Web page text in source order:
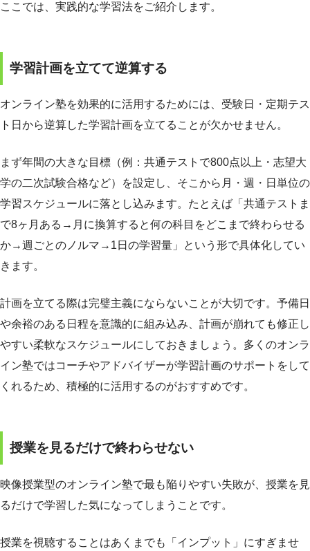
ここでは、実践的な学習法をご紹介します。
学習計画を立てて逆算する
オンライン塾を効果的に活用するためには、受験日・定期テス
ト日から逆算した学習計画を立てることが欠かせません。
まず年間の大きな目標（例：共通テストで800点以上・志望大
学の二次試験合格など）を設定し、そこから月・週・日単位の
学習スケジュールに落とし込みます。たとえば「共通テストま
で8ヶ月ある→月に換算すると何の科目をどこまで終わらせる
か→週ごとのノルマ→1日の学習量」という形で具体化してい
きます。
計画を立てる際は完璧主義にならないことが大切です。予備日
や余裕のある日程を意識的に組み込み、計画が崩れても修正し
やすい柔軟なスケジュールにしておきましょう。多くのオンラ
イン塾ではコーチやアドバイザーが学習計画のサポートをして
くれるため、積極的に活用するのがおすすめです。
授業を見るだけで終わらせない
映像授業型のオンライン塾で最も陥りやすい失敗が、授業を見
るだけで学習した気になってしまうことです。
授業を視聴することはあくまでも「インプット」にすぎませ